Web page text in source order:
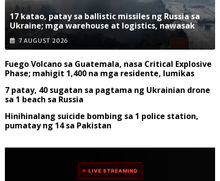
17 katao, patay sa ballistic missiles ng Russia sa
Ukraine; mga warehouse at logistics, nawasak
7 AUGUST 2026
Fuego Volcano sa Guatemala, nasa Critical Explosive
Phase; mahigit 1,400 na mga residente, lumikas
7 patay, 40 sugatan sa pagtama ng Ukrainian drone
sa 1 beach sa Russia
Hinihinalang suicide bombing sa 1 police station,
pumatay ng 14 sa Pakistan
LIVE STREAMING